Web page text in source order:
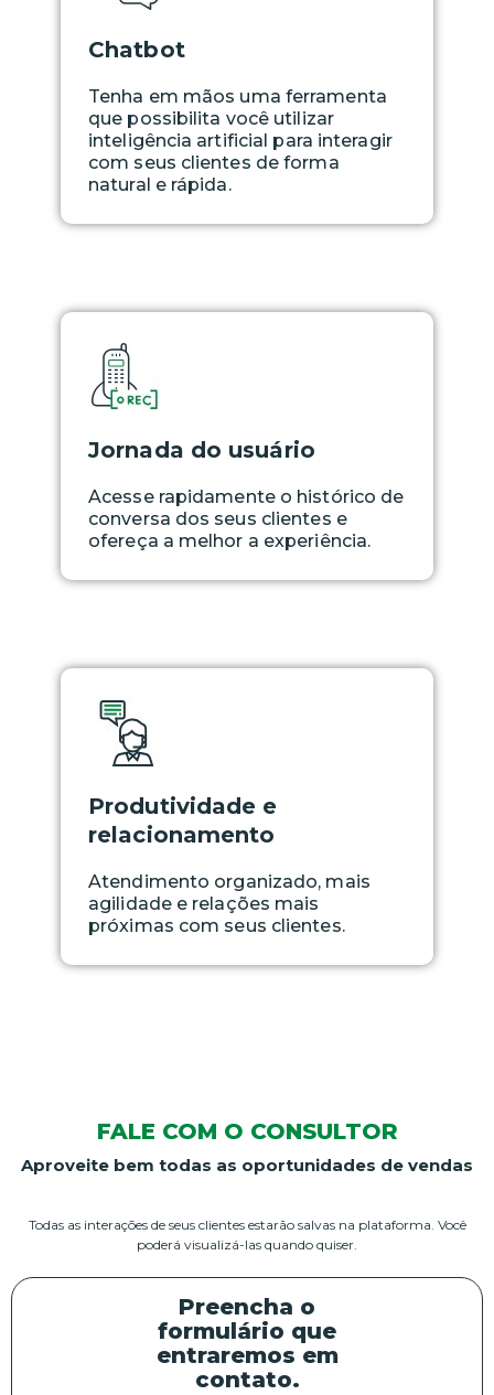
Chatbot
Tenha em mãos uma ferramenta
que possibilita você utilizar
inteligência artificial para interagir
com seus clientes de forma
natural e rápida.
Jornada do usuário
Acesse rapidamente o histórico de
conversa dos seus clientes e
ofereça a melhor a experiência.
Produtividade e
relacionamento
Atendimento organizado, mais
agilidade e relações mais
próximas com seus clientes.
FALE COM O CONSULTOR
Aproveite bem todas as oportunidades de vendas
Todas as interações de seus clientes estarão salvas na plataforma. Você
poderá visualizá-las quando quiser.
Preencha o
formulário que
entraremos em
contato.